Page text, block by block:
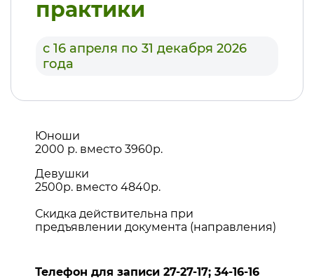
практики
с 16 апреля по 31 декабря 2026
года
Юноши
2000 р. вместо 3960р.
Девушки
2500р. вместо 4840р.
Скидка действительна при
предъявлении документа (направления)
Телефон для записи 27-27-17; 34-16-16